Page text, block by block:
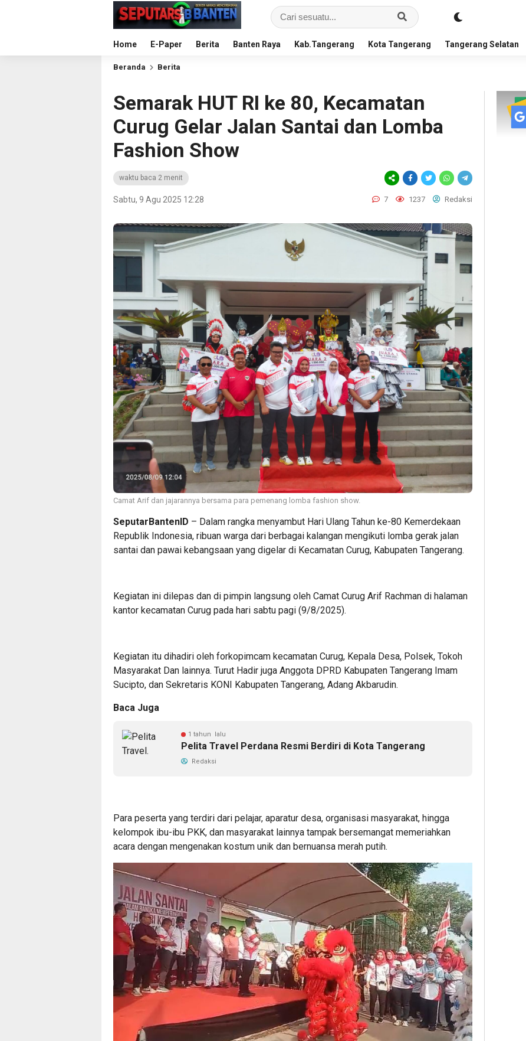
Home E-Paper Berita Banten Raya Kab.Tangerang Kota Tangerang Tangerang Selatan
Beranda Berita
Semarak HUT RI ke 80, Kecamatan
Curug Gelar Jalan Santai dan Lomba
Fashion Show
waktu baca 2 menit
Sabtu, 9 Agu 2025 12:28 7 1237 Redaksi
Camat Arif dan jajarannya bersama para pemenang lomba fashion show.
SeputarBantenID – Dalam rangka menyambut Hari Ulang Tahun ke-80 Kemerdekaan
Republik Indonesia, ribuan warga dari berbagai kalangan mengikuti lomba gerak jalan
santai dan pawai kebangsaan yang digelar di Kecamatan Curug, Kabupaten Tangerang.
Kegiatan ini dilepas dan di pimpin langsung oleh Camat Curug Arif Rachman di halaman
kantor kecamatan Curug pada hari sabtu pagi (9/8/2025).
Kegiatan itu dihadiri oleh forkopimcam kecamatan Curug, Kepala Desa, Polsek, Tokoh
Masyarakat Dan lainnya. Turut Hadir juga Anggota DPRD Kabupaten Tangerang Imam
Sucipto, dan Sekretaris KONI Kabupaten Tangerang, Adang Akbarudin.
Baca Juga
1 tahun lalu
Pelita Travel Perdana Resmi Berdiri di Kota Tangerang
Redaksi
Para peserta yang terdiri dari pelajar, aparatur desa, organisasi masyarakat, hingga
kelompok ibu-ibu PKK, dan masyarakat lainnya tampak bersemangat memeriahkan
acara dengan mengenakan kostum unik dan bernuansa merah putih.